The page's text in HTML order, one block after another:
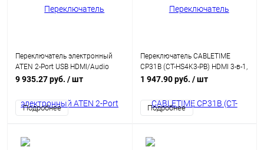
Переключатель электронный
ATEN 2-Port USB HDMI/Audio
Cable KVM Switch with Remote
9 935.27 руб. / шт
Подробнее
Переключатель CABLETIME
CP31B (CT-HS4K3-PB) HDMI 3-в-1,
4K@30 Гц, черный
1 947.90 руб. / шт
Подробнее